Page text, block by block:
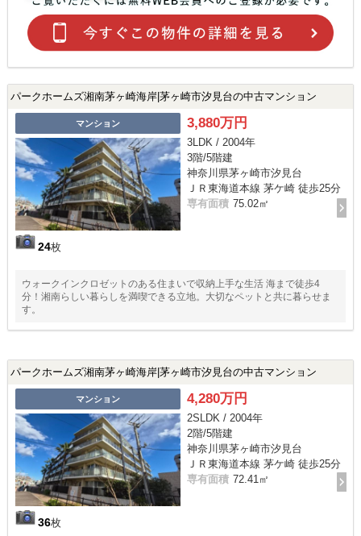
パークホームズ湘南茅ヶ崎海岸|茅ヶ崎市汐見台の中古マンション
マンション
24枚
3,880万円
3LDK / 2004年
3階/5階建
神奈川県茅ヶ崎市汐見台
ＪＲ東海道本線 茅ケ崎 徒歩25分
専有面積 75.02㎡
ウォークインクロゼットのある住まいで収納上手な生活 海まで徒歩4
分！湘南らしい暮らしを満喫できる立地。大切なペットと共に暮らせま
す。
パークホームズ湘南茅ヶ崎海岸|茅ヶ崎市汐見台の中古マンション
マンション
36枚
4,280万円
2SLDK / 2004年
2階/5階建
神奈川県茅ヶ崎市汐見台
ＪＲ東海道本線 茅ケ崎 徒歩25分
専有面積 72.41㎡